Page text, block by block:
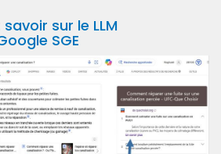
sur le LLM
SGE